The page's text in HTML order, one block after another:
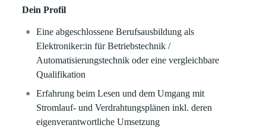
Dein Profil
Eine abgeschlossene Berufsausbildung als
Elektroniker:in für Betriebstechnik /
Automatisierungstechnik oder eine vergleichbare
Qualifikation
Erfahrung beim Lesen und dem Umgang mit
Stromlauf- und Verdrahtungsplänen inkl. deren
eigenverantwortliche Umsetzung